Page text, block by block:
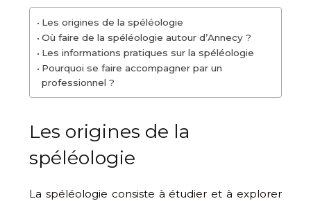
Les origines de la spéléologie
Où faire de la spéléologie autour d’Annecy ?
Les informations pratiques sur la spéléologie
Pourquoi se faire accompagner par un
professionnel ?
Les origines de la
spéléologie
La spéléologie consiste à étudier et à explorer